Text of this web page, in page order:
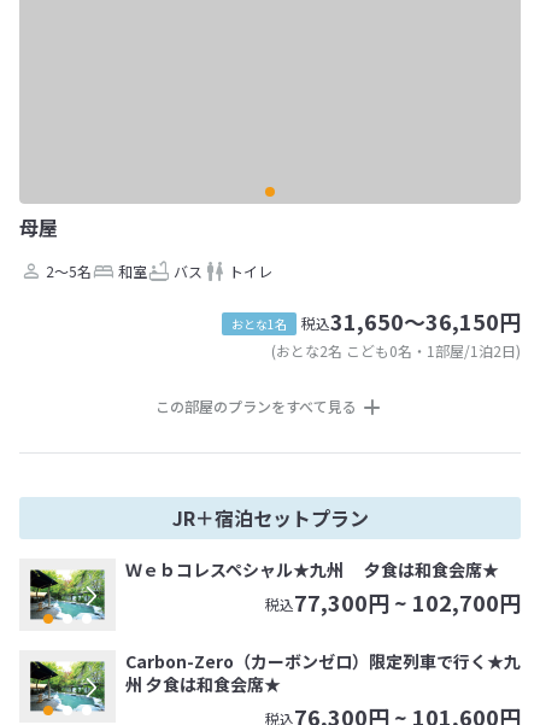
母屋
2～5名 和室 バス トイレ
おとな1名 税込31,650～36,150円
(おとな2名 こども0名・1部屋/1泊2日)
この部屋のプランをすべて見る
JR＋宿泊セットプラン
Ｗｅｂコレスペシャル★九州 夕食は和食会席★
税込77,300円 ~ 102,700円
Carbon-Zero（カーボンゼロ）限定列車で行く★九
州 夕食は和食会席★
税込76,300円 ~ 101,600円